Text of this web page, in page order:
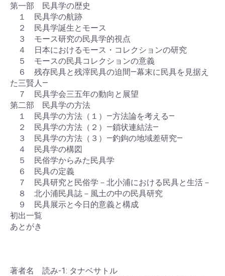
第一部 民具学の歴史
１ 民具学の航跡
２ 民具学誕生とモース
３ モース研究の民具学的視点
４ 日本におけるモース・コレクションの研究
５ モースの民具コレクションの意義
６ 残存民具と残滓民具の迫間―幕末に民具を見据え
た三賢人―
７ 民具学会三五年の動向と展望
第二部 民具学の方法
１ 民具学の方法（１）―方法論を考える―
２ 民具学の方法（２）―鎖状連結法―
３ 民具学の方法（３）―釣鉤の地域差研究―
４ 民具学の構図
５ 民俗学からみた民具学
６ 民具の定義
７ 民具研究と民俗学－北小浦における民具と生活－
８ 北小浦民具誌－風土の中の民具研究
９ 民具展示と今日的意義と構成
初出一覧
あとがき
著者名 読み-1: タナベサトル